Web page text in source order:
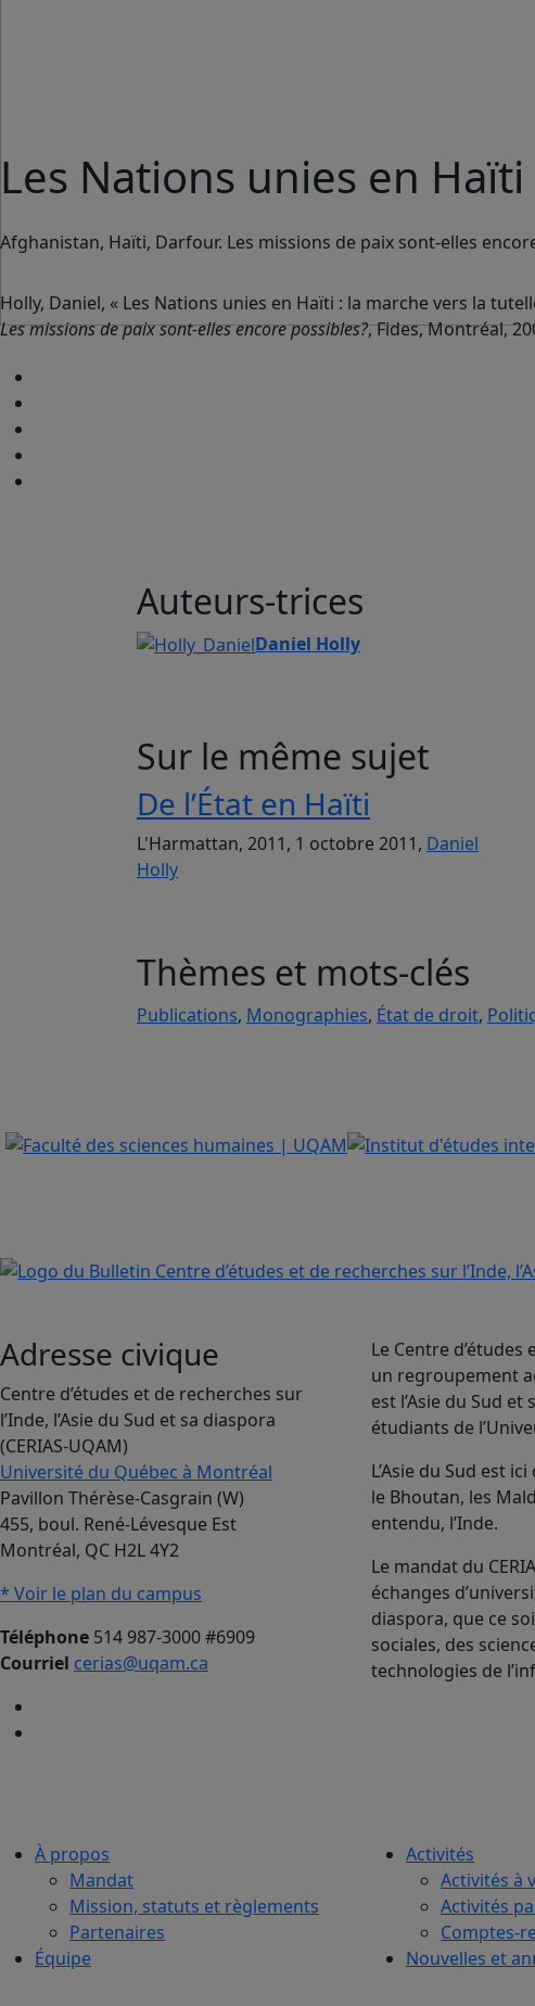
Les Nations unies en
Afghanistan, Haïti, Darfour. Les missions de paix sont-elles
Holly, Daniel, « Les Nations unies en Haïti : la marche vers la
Les missions de paix sont-elles encore possibles?, Fides, Montréal,
Auteurs-trices
Daniel Holly
Sur le même sujet
De l’État en Haïti
L'Harmattan, 2011, 1 octobre 2011, Daniel
Holly
Thèmes et mots-clés
Publications, Monographies, État de droit,
Adresse civique
Centre d’études et de recherches sur
l’Inde, l’Asie du Sud et sa diaspora
(CERIAS-UQAM)
Université du Québec à Montréal
Pavillon Thérèse-Casgrain (W)
455, boul. René-Lévesque Est
Montréal, QC H2L 4Y2
* Voir le plan du campus
Téléphone 514 987-3000 #6909
Courriel cerias@uqam.ca
Le Centre d’études
un regroupement
est l’Asie du Sud
étudiants de
L’Asie du Sud est
le Bhoutan, les
entendu, l’Inde.
Le mandat du
échanges
diaspora, que ce
sociales, des
technologies de
À propos
Mandat
Mission, statuts et règlements
Partenaires
Équipe
Activités
Activités à
Activités
Comptes-
Nouvelles et